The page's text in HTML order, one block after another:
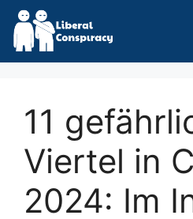
Skip
content
11
Viertel in
2024: Im